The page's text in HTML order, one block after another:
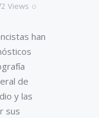
Views
han
de
y las
sus